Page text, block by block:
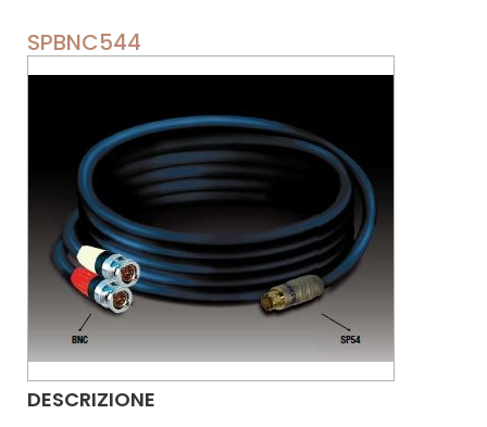
SPBNC544
DESCRIZIONE